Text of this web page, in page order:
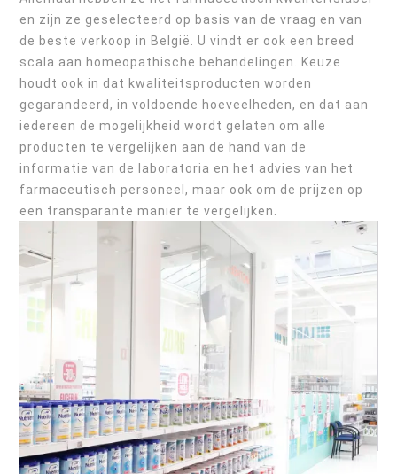
en zijn ze geselecteerd op basis van de vraag en van
de beste verkoop in België. U vindt er ook een breed
scala aan homeopathische behandelingen. Keuze
houdt ook in dat kwaliteitsproducten worden
gegarandeerd, in voldoende hoeveelheden, en dat aan
iedereen de mogelijkheid wordt gelaten om alle
producten te vergelijken aan de hand van de
informatie van de laboratoria en het advies van het
farmaceutisch personeel, maar ook om de prijzen op
een transparante manier te vergelijken.